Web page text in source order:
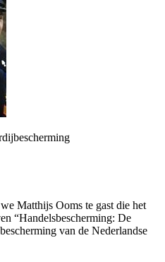
Matthijs Ooms te gast die het
“Handelsbescherming: De
van de Nederlandse